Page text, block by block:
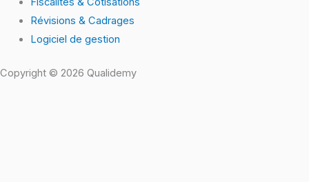
Révisions & Cadrages
Logiciel de gestion
Copyright © 2026 Qualidemy